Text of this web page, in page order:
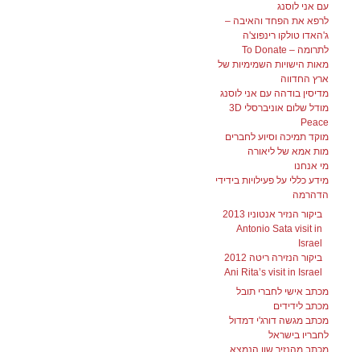
עם אני לוסנג
לרפא את הפחד והאיבה –
ג'האדו טולקו רינפוצ'ה
לתרומה – To Donate
מאות הישויות השמימיות של
ארץ החדווה
מדיסין בודהה עם אני לוסנג
מודל שלום אוניברסלי 3D
Peace
מוקד תמיכה וסיוע לחברים
מות אמא של ליאורה
מי אנחנו
מידע כללי על פעילויות בידידי
הדהרמה
ביקור הנזיר אנטוניו 2013
Antonio Sata visit in
Israel
ביקור הנזירה ריטה 2012
Ani Rita’s visit in Israel
מכתב אישי לחברי תובל
מכתב לידידים
מכתב מגשה דורג'י דמדול
לחבריו בישראל
מכתב מהנזיר שון הנמצא